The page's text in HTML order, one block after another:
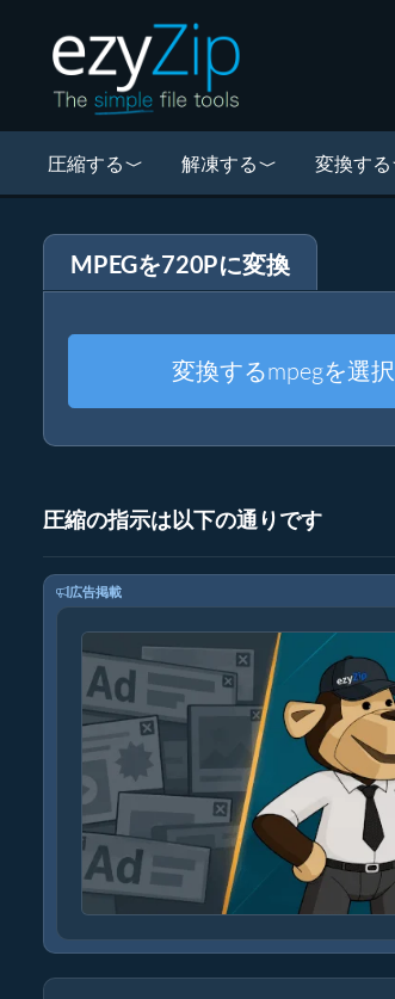
圧縮する 解凍する 変換する
MPEGを720Pに変換
変換するmpegを選択
圧縮の指示は以下の通りです
広告掲載